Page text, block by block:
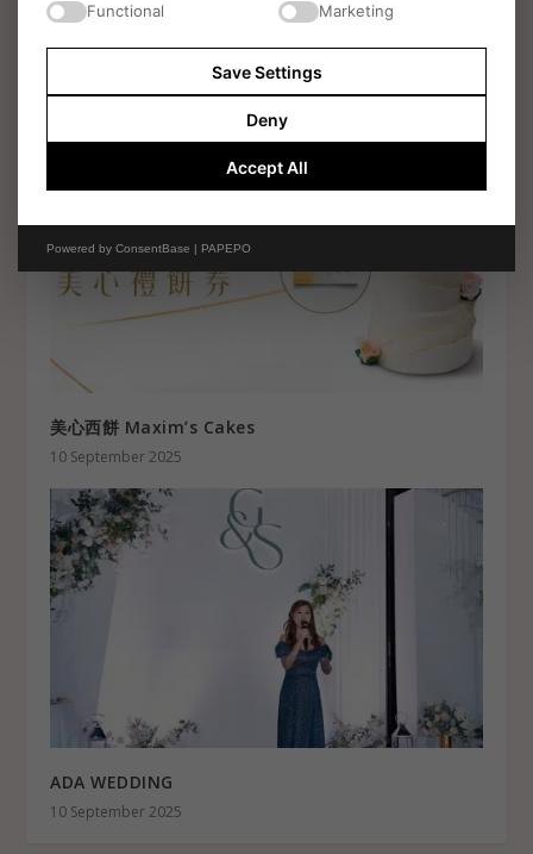
CHK Diamonds Ltd – Gardener Hong Kong
28 August 2025
美心西餅 Maxim’s Cakes
10 September 2025
ADA WEDDING
10 September 2025
Functional Marketing
Save Settings
Deny
Accept All
Powered by ConsentBase | PAPEPO